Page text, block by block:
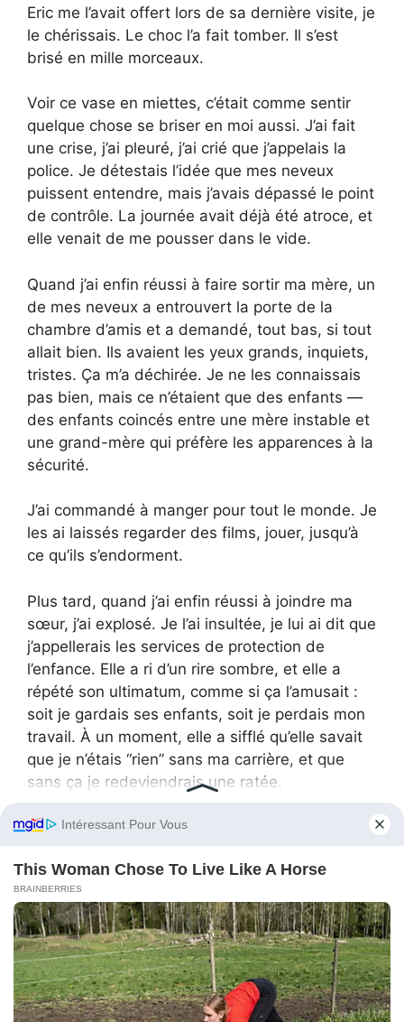
Eric me l’avait offert lors de sa dernière visite, je
le chérissais. Le choc l’a fait tomber. Il s’est
brisé en mille morceaux.
Voir ce vase en miettes, c’était comme sentir
quelque chose se briser en moi aussi. J’ai fait
une crise, j’ai pleuré, j’ai crié que j’appelais la
police. Je détestais l’idée que mes neveux
puissent entendre, mais j’avais dépassé le point
de contrôle. La journée avait déjà été atroce, et
elle venait de me pousser dans le vide.
Quand j’ai enfin réussi à faire sortir ma mère, un
de mes neveux a entrouvert la porte de la
chambre d’amis et a demandé, tout bas, si tout
allait bien. Ils avaient les yeux grands, inquiets,
tristes. Ça m’a déchirée. Je ne les connaissais
pas bien, mais ce n’étaient que des enfants —
des enfants coincés entre une mère instable et
une grand-mère qui préfère les apparences à la
sécurité.
J’ai commandé à manger pour tout le monde. Je
les ai laissés regarder des films, jouer, jusqu’à
ce qu’ils s’endorment.
Plus tard, quand j’ai enfin réussi à joindre ma
sœur, j’ai explosé. Je l’ai insultée, je lui ai dit que
j’appellerais les services de protection de
l’enfance. Elle a ri d’un rire sombre, et elle a
répété son ultimatum, comme si ça l’amusait :
soit je gardais ses enfants, soit je perdais mon
travail. À un moment, elle a sifflé qu’elle savait
que je n’étais “rien” sans ma carrière, et que
sans ça je redeviendrais une ratée.
Ça a fait mal parce que ça touchait un point
j’avais construit mon identité sur ma carrière
parce que c’était la seule chose qu’on ne pouvait
pas me voler — jusqu’à ce que ma sœur décide
d’essayer.
J’ai pleuré. Je lui ai demandé pourquoi elle me
haïssait autant, pourquoi elle abandonnait ses